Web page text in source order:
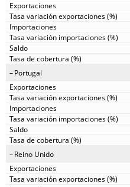
Portugal
Reino Unido